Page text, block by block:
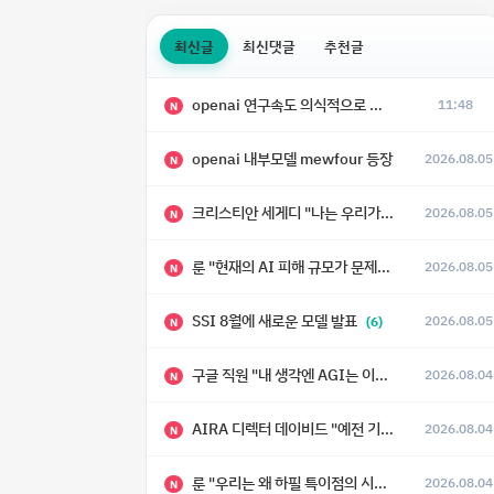
최신글 최신댓글 추천글
N openai 연구속도 의식적으로 늦추고 있다 11:48
N openai 내부모델 mewfour 등장 2026.08.05
N 크리스티안 세게디 "나는 우리가 "Fuck!!" 단계를 피할 수 있기를 바랄 뿐" 2026.08.05
N 룬 "현재의 AI 피해 규모가 문제가 아니라, 자기복제·탈출·확산이 가능한 지능형 시스템의 피해에는 이론적으로 상한이 없다는 것이 문제" 2026.08.05
N SSI 8월에 새로운 모델 발표 (6) 2026.08.05
N 구글 직원 "내 생각엔 AGI는 이미 와 있다." 2026.08.04
N AIRA 디렉터 데이비드 "예전 기준으로 ASI, 그런 수준은 바로 다음 분기에 온다" 2026.08.04
N 룬 "우리는 왜 하필 특이점의 시대에 살고 있는가" 2026.08.04